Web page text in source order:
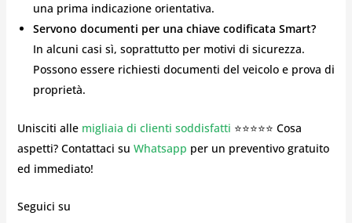
una prima indicazione orientativa.
Servono documenti per una chiave codificata Smart?
In alcuni casi sì, soprattutto per motivi di sicurezza.
Possono essere richiesti documenti del veicolo e prova di
proprietà.
Unisciti alle migliaia di clienti soddisfatti ⭐⭐⭐⭐⭐ Cosa
aspetti? Contattaci su Whatsapp per un preventivo gratuito
ed immediato!
Seguici su